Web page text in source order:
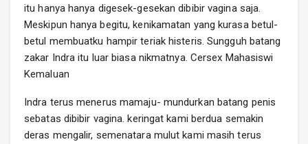
itu hanya hanya digesek-gesekan dibibir vagina saja.
Meskipun hanya begitu, kenikamatan yang kurasa betul-
betul membuatku hampir teriak histeris. Sungguh batang
zakar Indra itu luar biasa nikmatnya. Cersex Mahasiswi
Kemaluan
Indra terus menerus mamaju- mundurkan batang penis
sebatas dibibir vagina. keringat kami berdua semakin
deras mengalir, semenatara mulut kami masih terus